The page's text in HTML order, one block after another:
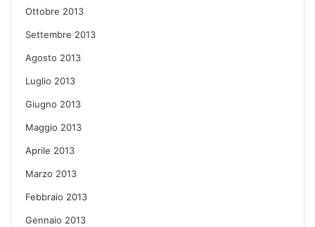
Ottobre 2013
Settembre 2013
Agosto 2013
Luglio 2013
Giugno 2013
Maggio 2013
Aprile 2013
Marzo 2013
Febbraio 2013
Gennaio 2013